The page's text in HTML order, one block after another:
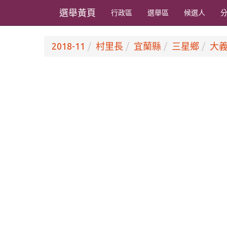
選舉黃頁 行政區 選舉區 候選人
2018-11 村里長 宜蘭縣 三星鄉 大